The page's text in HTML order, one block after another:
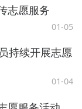
志愿服务
01-05
持续开展志愿
01-04